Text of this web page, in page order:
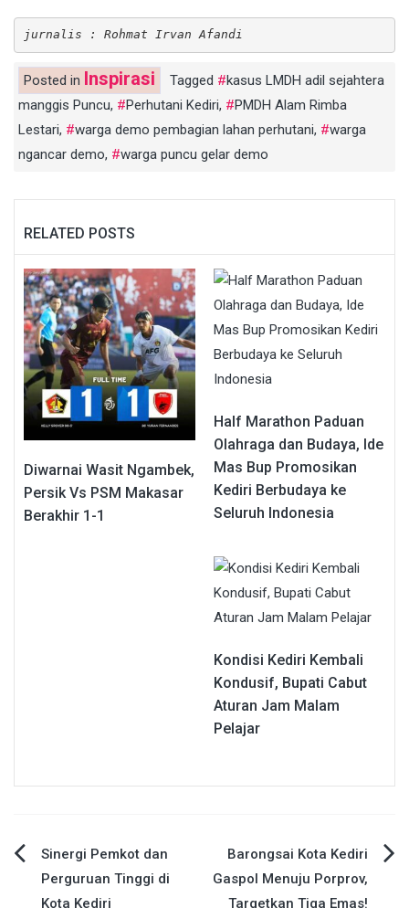
jurnalis : Rohmat Irvan Afandi
Posted in Inspirasi Tagged
kasus LMDH adil sejahtera
manggis Puncu, Perhutani Kediri,
PMDH Alam Rimba
Lestari, warga demo pembagian lahan perhutani,
warga
ngancar demo, warga puncu gelar demo
RELATED POSTS
Diwarnai Wasit Ngambek,
Persik Vs PSM Makasar
Berakhir 1-1
Half Marathon Paduan
Olahraga dan Budaya, Ide
Mas Bup Promosikan
Kediri Berbudaya ke
Seluruh Indonesia
Kondisi Kediri Kembali
Kondusif, Bupati Cabut
Aturan Jam Malam
Pelajar
Navigasi
Sinergi Pemkot dan
Perguruan Tinggi di
Kota Kediri
Barongsai Kota Kediri
Gaspol Menuju Porprov,
Targetkan Tiga Emas!